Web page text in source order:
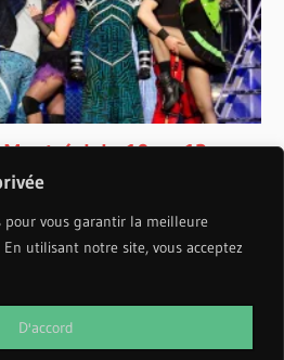
pour vous garantir la meilleure
utilisant notre site, vous acceptez
D'accord
Wellington by ThemeZee.